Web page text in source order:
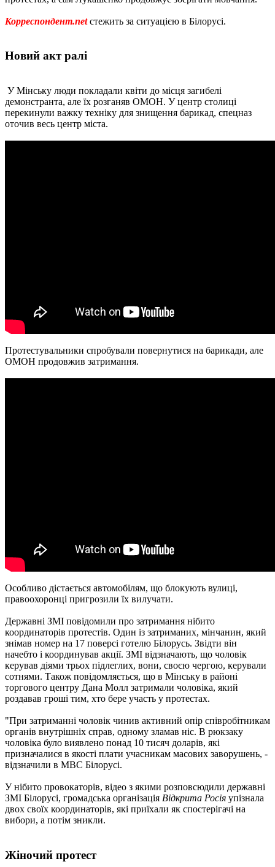
Корреспондент.netстежить за ситуацією в Білорусі.
Новий акт ралі
У Мінську люди покладали квіти до місця загибелі
демонстранта, але їх розганяв ОМОН. У центр столиці
перекинули важку техніку для знищення барикад, спецназ
оточив весь центр міста.
Протестувальники спробували повернутися на барикади, але
ОМОН продовжив затримання.
Особливо дістається автомобілям, що блокують вулиці,
правоохоронці пригрозили їх вилучати.
Державні ЗМІ повідомили про затримання нібито
координаторів протестів. Один із затриманих, мінчанин, який
знімав номер на 17 поверсі готелю Білорусь. Звідти він
начебто і координував акції. ЗМІ відзначають, що чоловік
керував діями трьох підлеглих, вони, своєю чергою, керували
сотнями. Також повідомляється, що в Мінську в районі
торгового центру Дана Молл затримали чоловіка, який
роздавав гроші тим, хто бере участь у протестах.
"При затриманні чоловік чинив активний опір співробітникам
органів внутрішніх справ, одному зламав ніс. В рюкзаку
чоловіка було виявлено понад 10 тисяч доларів, які
призначалися в якості плати учасникам масових заворушень, -
відзначили в МВС Білорусі.
У нібито провокаторів, відео з якими розповсюдили державні
ЗМІ Білорусі, громадська організація Відкрита Росія упізнала
двох своїх координаторів, які приїхали як спостерігачі на
вибори, а потім зникли.
Жіночий протест